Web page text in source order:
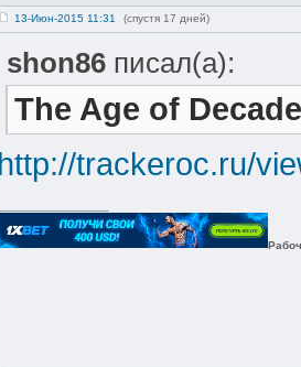
13-Июн-2015 11:31 (спустя 17 дней)
shon86писал(а):
The Age of
http://trackeroc.ru/